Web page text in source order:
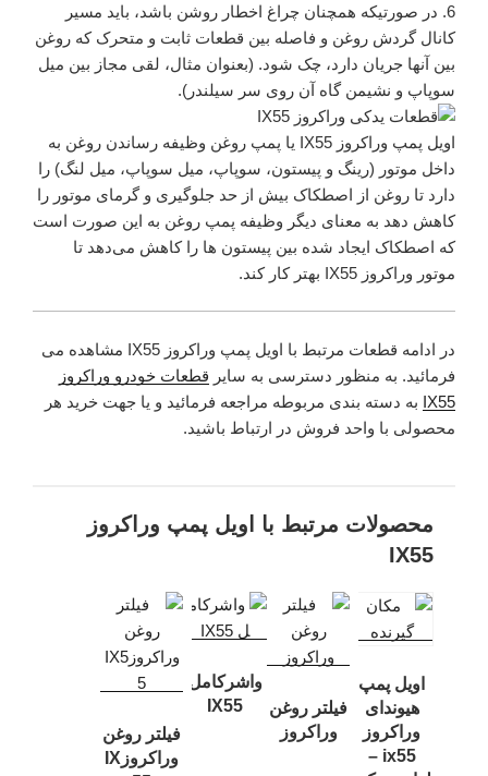
6. در صورتیکه همچنان چراغ اخطار روشن باشد، باید مسیر
کانال گردش روغن و فاصله بین قطعات ثابت و متحرک که روغن
بین آنها جریان دارد، چک شود. (بعنوان مثال، لقی مجاز بین میل
سوپاپ و نشیمن گاه آن روی سر سیلندر).
اویل پمپ وراکروز IX55 یا پمپ روغن وظیفه رساندن روغن به
داخل موتور (رینگ و پیستون‌، سوپاپ، میل سوپاپ، میل لنگ) را
دارد تا روغن از اصطکاک بیش از حد جلوگیری و گرمای موتور را
کاهش دهد به معنای دیگر وظیفه پمپ روغن به این صورت است
که اصطکاک ایجاد شده بین پیستون ها را کاهش می‌دهد تا
موتور وراکروز IX55 بهتر کار کند.
در ادامه قطعات مرتبط با اویل پمپ وراکروز IX55 مشاهده می
فرمائید. به منظور دسترسی به سایر قطعات خودرو وراکروز
IX55 به دسته بندی مربوطه مراجعه فرمائید و یا جهت خرید هر
محصولی با واحد فروش در ارتباط باشید.
محصولات مرتبط با اویل پمپ وراکروز
IX55
اویل پمپ
هیوندای
وراکروز
ix55 –
فیلتر روغن
وراکروز
واشرکامل
IX55
فیلتر روغن
وراکروزIX